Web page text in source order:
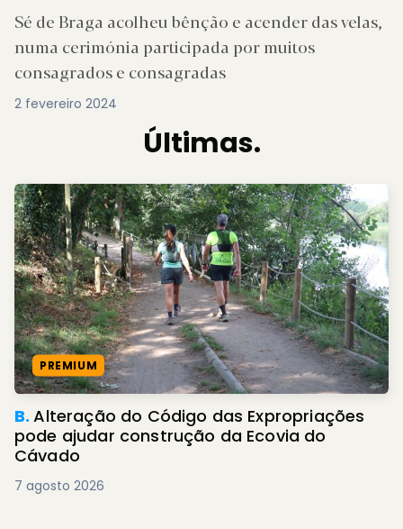
Sé de Braga acolheu bênção e acender das velas,
numa cerimónia participada por muitos
consagrados e consagradas
2 fevereiro 2024
Últimas.
PREMIUM
B.Alteração do Código das Expropriações
pode ajudar construção da Ecovia do
Cávado
7 agosto 2026